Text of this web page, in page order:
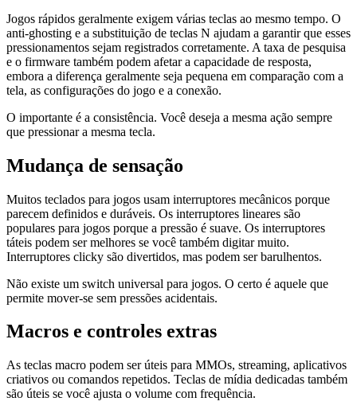
Jogos rápidos geralmente exigem várias teclas ao mesmo tempo. O
anti-ghosting e a substituição de teclas N ajudam a garantir que esses
pressionamentos sejam registrados corretamente. A taxa de pesquisa
e o firmware também podem afetar a capacidade de resposta,
embora a diferença geralmente seja pequena em comparação com a
tela, as configurações do jogo e a conexão.
O importante é a consistência. Você deseja a mesma ação sempre
que pressionar a mesma tecla.
Mudança de sensação
Muitos teclados para jogos usam interruptores mecânicos porque
parecem definidos e duráveis. Os interruptores lineares são
populares para jogos porque a pressão é suave. Os interruptores
táteis podem ser melhores se você também digitar muito.
Interruptores clicky são divertidos, mas podem ser barulhentos.
Não existe um switch universal para jogos. O certo é aquele que
permite mover-se sem pressões acidentais.
Macros e controles extras
As teclas macro podem ser úteis para MMOs, streaming, aplicativos
criativos ou comandos repetidos. Teclas de mídia dedicadas também
são úteis se você ajusta o volume com frequência.